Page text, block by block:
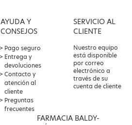
AYUDA Y
CONSEJOS
Pago seguro
Entrega y
devoluciones
Contacto y
atención al
cliente
Preguntas
frecuentes
SERVICIO AL
CLIENTE
Nuestro equipo
está disponible
por correo
electrónico a
través de su
cuenta de cliente
FARMACIA BALDY-